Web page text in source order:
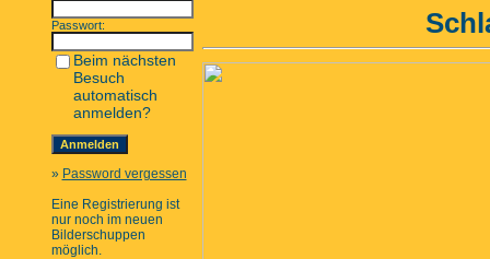
Passwort:
Beim nächsten
Besuch
automatisch
anmelden?
» Password vergessen
Eine Registrierung ist
nur noch im neuen
Bilderschuppen
möglich.